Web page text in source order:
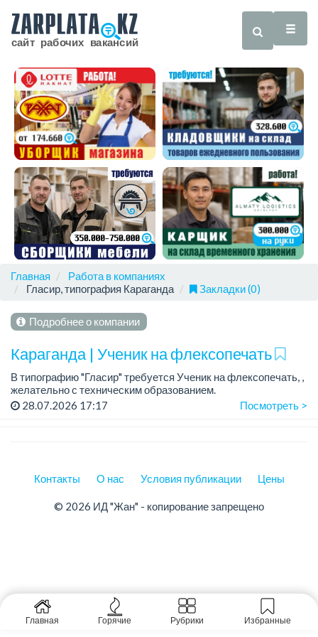
Главная
Работа в компаниях
Гласир, типография Караганда
Закладки (0)
Подробнее о компании
Караганда | Ученик на флексопечать
В типографию "Гласир" требуется Ученик на флексопечать, ,
желательно с техническим образованием.
График работы: 5/2,
28.07.2026 17:17 Посмотреть >
Контакты О нас Условия публикации Цены
© 2026 ИД "Жан" - копирование запрещено
Главная Горячие Рубрики Избранные